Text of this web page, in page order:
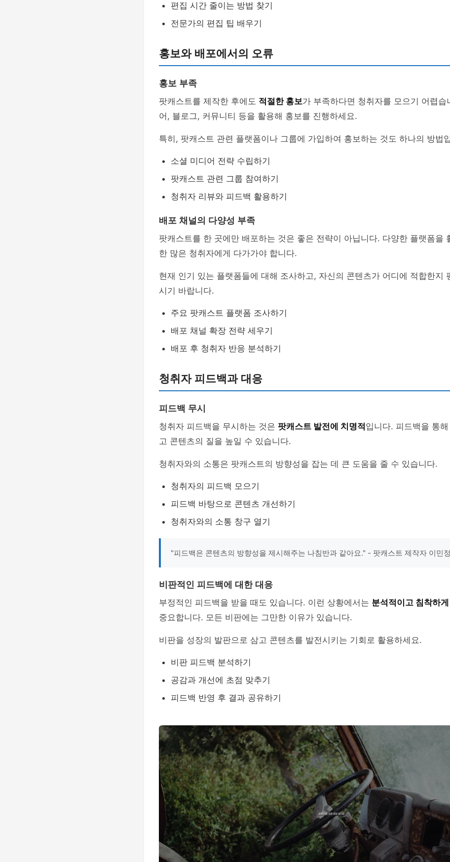
편집 시간 줄이는 방법 찾기
전문가의 편집 팁 배우기
홍보와 배포에서의 오류
홍보 부족
팟캐스트를 제작한 후에도 적절한 홍보가 부족하다면 청취자를 모으기 어렵습
어, 블로그, 커뮤니티 등을 활용해 홍보를 진행하세요.
특히, 팟캐스트 관련 플랫폼이나 그룹에 가입하여 홍보하는 것도 하나의 방법
소셜 미디어 전략 수립하기
팟캐스트 관련 그룹 참여하기
청취자 리뷰와 피드백 활용하기
배포 채널의 다양성 부족
팟캐스트를 한 곳에만 배포하는 것은 좋은 전략이 아닙니다. 다양한 플랫폼을
한 많은 청취자에게 다가가야 합니다.
현재 인기 있는 플랫폼들에 대해 조사하고, 자신의 콘텐츠가 어디에 적합한지
시기 바랍니다.
주요 팟캐스트 플랫폼 조사하기
배포 채널 확장 전략 세우기
배포 후 청취자 반응 분석하기
청취자 피드백과 대응
피드백 무시
청취자 피드백을 무시하는 것은 팟캐스트 발전에 치명적입니다. 피드백을 통
고 콘텐츠의 질을 높일 수 있습니다.
청취자와의 소통은 팟캐스트의 방향성을 잡는 데 큰 도움을 줄 수 있습니다.
청취자의 피드백 모으기
피드백 바탕으로 콘텐츠 개선하기
청취자와의 소통 창구 열기
"피드백은 콘텐츠의 방향성을 제시해주는 나침반과 같아요." - 팟캐스트 제작자 이민정
비판적인 피드백에 대한 대응
부정적인 피드백을 받을 때도 있습니다. 이런 상황에서는 분석적이고 침착하게
중요합니다. 모든 비판에는 그만한 이유가 있습니다.
비판을 성장의 발판으로 삼고 콘텐츠를 발전시키는 기회로 활용하세요.
비판 피드백 분석하기
공감과 개선에 초점 맞추기
피드백 반영 후 결과 공유하기